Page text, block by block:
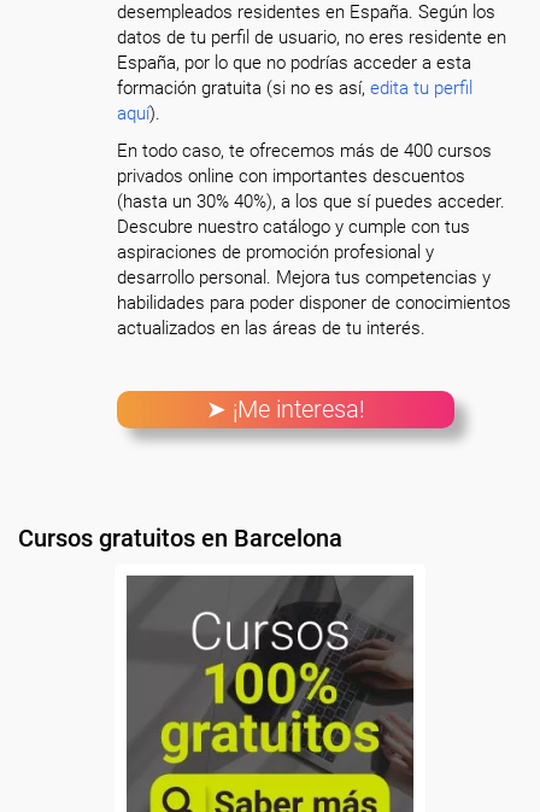
desempleados residentes en España. Según los
datos de tu perfil de usuario, no eres residente en
España, por lo que no podrías acceder a esta
formación gratuita (si no es así,edita tu perfil
aquí).
En todo caso, te ofrecemos más de 400 cursos
privados online con importantes descuentos
(hasta un 30% 40%), a los que sí puedes acceder.
Descubre nuestro catálogo y cumple con tus
aspiraciones de promoción profesional y
desarrollo personal. Mejora tus competencias y
habilidades para poder disponer de conocimientos
actualizados en las áreas de tu interés.
➤ ¡Me interesa!
Cursos gratuitos en Barcelona